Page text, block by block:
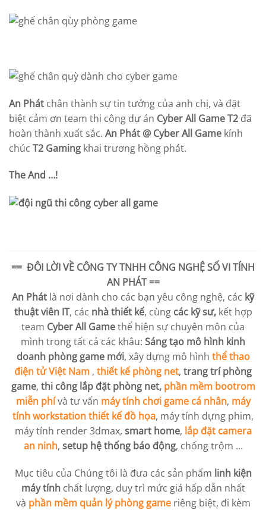
An Phát chân thành sự tin tưởng của anh chị, và đặt
biệt cảm ơn team thi công dự án Cyber All Game T2 đã
hoàn thành xuất sắc. An Phát @ Cyber All Game kính
chúc T2 Gaming khai trương hồng phát.
The And …!
== ĐÔI LỜI VỀ CÔNG TY TNHH CÔNG NGHỆ SỐ VI TÍNH
AN PHÁT==
An Phát là nơi dành cho các bạn yêu công nghệ, các kỹ
thuật viên IT, các nhà thiết kế, cùng các kỹ sư, kết hợp
team Cyber All Gamethể hiện sự chuyên môn của
mình trong tất cả các khâu: Sáng tạo mô hình kinh
doanh phòng game mới, xây dựng mô hình thể thao
điện tử Việt Nam , thiết kế phòng net, trang trí phòng
game, thi công lắp đặt phòng net, phần mềm bootrom
miễn phívà tư vấn máy tính chơi game cá nhân, máy
tính workstationthiết kế đồ họa, máy tính dựng phim,
máy tính render 3dmax, smart home, lắp đặt camera
an ninh, setup hệ thống báo động, chống trộm …
Mục tiêu của Chúng tôi là đưa các sản phẩm linh kiện
máy tínhchất lượng, duy trì mức giá hấp dẫn nhất
và phần mềm quản lý phòng gameriêng biệt, đi kèm